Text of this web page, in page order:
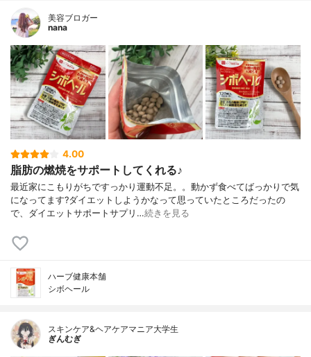
美容ブロガー
nana
4.00
脂肪の燃焼をサポートしてくれる♪
最近家にこもりがちですっかり運動不足。。動かず食べてばっかりで気
になってます?ダイエットしようかなって思っていたところだったの
で、ダイエットサポートサプリ…続きを見る
ハーブ健康本舗
シボヘール
スキンケア&ヘアケアマニア大学生
ぎんむぎ